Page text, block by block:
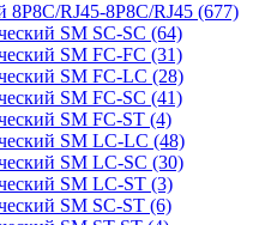
8P8C/RJ45-8P8C/RJ45 (677)
SM SC-SC (64)
SM FC-FC (31)
SM FC-LC (28)
SM FC-SC (41)
SM FC-ST (4)
SM LC-LC (48)
SM LC-SC (30)
SM LC-ST (3)
SM SC-ST (6)